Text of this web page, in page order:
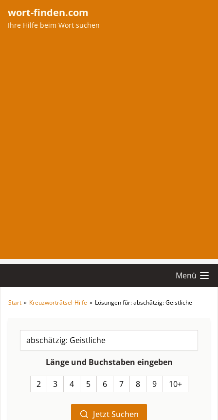
wort-finden.com
Ihre Hilfe beim Wort suchen
Menü
Start » Kreuzworträtsel-Hilfe » Lösungen für: abschätzig: Geistliche
Länge und Buchstaben eingeben
2 3 4 5 6 7 8 9 10+
Jetzt Suchen